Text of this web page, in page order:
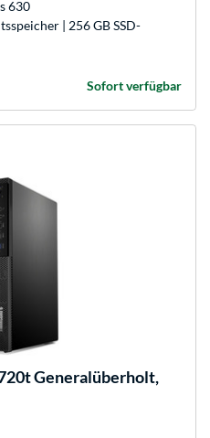
630
| 256 GB SSD-
Sofort verfügbar
Generalüberholt,